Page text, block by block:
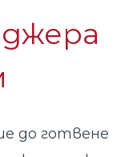
до готвене